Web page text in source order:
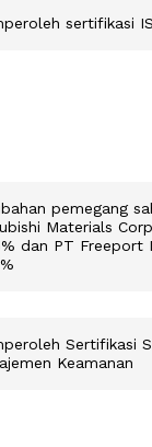
sertifikasi
pemegang
Materials
dan PT Freeport
Sertifikasi
Keamanan